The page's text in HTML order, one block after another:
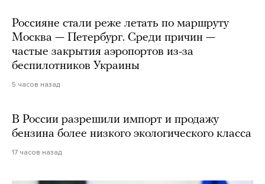
Россияне стали реже летать по маршруту
Москва — Петербург. Среди причин —
частые закрытия аэропортов из-за
беспилотников Украины
5 часов назад
В России разрешили импорт и продажу
бензина более низкого экологического класса
17 часов назад